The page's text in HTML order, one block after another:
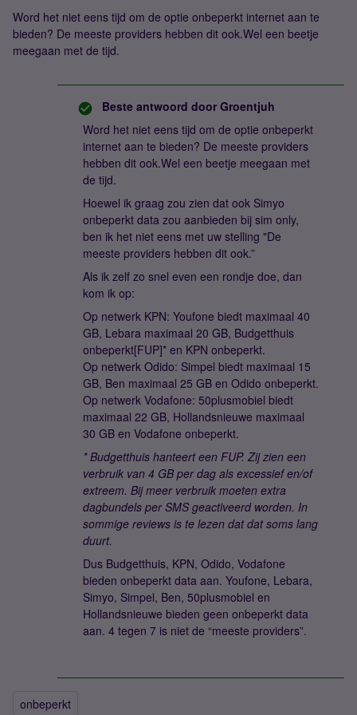
Word het niet eens tijd om de optie onbeperkt internet aan te
bieden? De meeste providers hebben dit ook.Wel een beetje
meegaan met de tijd.
Beste antwoord door Groentjuh
Word het niet eens tijd om de optie onbeperkt
internet aan te bieden? De meeste providers
hebben dit ook.Wel een beetje meegaan met
de tijd.
Hoewel ik graag zou zien dat ook Simyo
onbeperkt data zou aanbieden bij sim only,
ben ik het niet eens met uw stelling "De
meeste providers hebben dit ook.”
Als ik zelf zo snel even een rondje doe, dan
kom ik op:
Op netwerk KPN: Youfone biedt maximaal 40
GB, Lebara maximaal 20 GB, Budgetthuis
onbeperkt[FUP]* en KPN onbeperkt.
Op netwerk Odido: Simpel biedt maximaal 15
GB, Ben maximaal 25 GB en Odido onbeperkt.
Op netwerk Vodafone: 50plusmobiel biedt
maximaal 22 GB, Hollandsnieuwe maximaal
30 GB en Vodafone onbeperkt.
* Budgetthuis hanteert een FUP. Zij zien een
verbruik van 4 GB per dag als excessief en/of
extreem. Bij meer verbruik moeten extra
dagbundels per SMS geactiveerd worden. In
sommige reviews is te lezen dat dat soms lang
duurt.
Dus Budgetthuis, KPN, Odido, Vodafone
bieden onbeperkt data aan. Youfone, Lebara,
Simyo, Simpel, Ben, 50plusmobiel en
Hollandsnieuwe bieden geen onbeperkt data
aan. 4 tegen 7 is niet de “meeste providers”.
onbeperkt